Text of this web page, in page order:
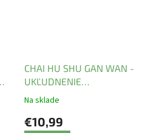
CHAI HU SHU GAN WAN -
UKĽUDNENIE
ZNESVÁRENÝCH
Na sklade
€10,99